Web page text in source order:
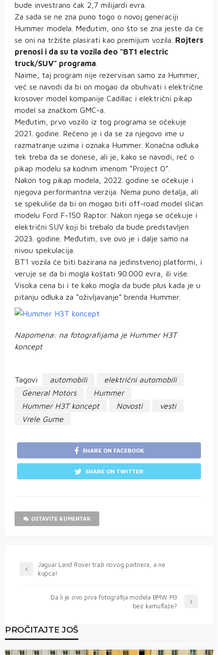
bude investrano čak 2,7 milijardi evra.
Za sada se ne zna puno togo o novoj generaciji
Hummer modela. Međutim, ono što se zna jeste da će
se oni na tržište plasirati kao premijum vozila. Rojters
prenosi i da su ta vozila deo “BT1 electric
truck/SUV” programa
Naime, taj program nije rezervisan samo za Hummer,
već se navodi da bi on mogao da obuhvati i električne
krosover model kompanije Cadillac i električni pikap
model sa značkom GMC-a.
Međutim, prvo vozilo iz tog programa se očekuje
2021. godine. Rečeno je i da se za njegovo ime u
razmatranje uzima i oznaka Hummer. Konačna odluka
tek treba da se donese, ali je, kako se navodi, reč o
pikap modelu sa kodnim imenom “Project O”.
Nakon tog pikap modela, 2022. godine se očekuje i
njegova performantna verzija. Nema puno detalja, ali
se spekuliše da bi on mogao biti off-road model sličan
modelu Ford F-150 Raptor. Nakon njega se očekuje i
električni SUV koji bi trebalo da bude predstavljen
2023. godine. Međutim, sve ovo je i dalje samo na
nivou spekulacija.
BT1 vozila će biti bazirana na jedinstvenoj platformi, i
veruje se da bi mogla koštati 90.000 evra, ili više.
Visoka cena bi i te kako mogla da bude plus kada je u
pitanju odluka za “oživljavanje” brenda Hummer.
Napomena: na fotografijama je Hummer H3T
koncept
Tagovi automobili
električni automobili
General Motors
Hummer
Hummer H3T koncept
Novosti
vesti
Vrele Gume
SHARE ON FACEBOOK
SHARE ON TWITTER
OSTAVITE KOMENTAR
Jaguar Land Rover traži novog partnera, a ne
kupca!
Da li je ovo prva fotografija modela BMW M3
bez kamuflaže?
PROČITAJTE JOŠ